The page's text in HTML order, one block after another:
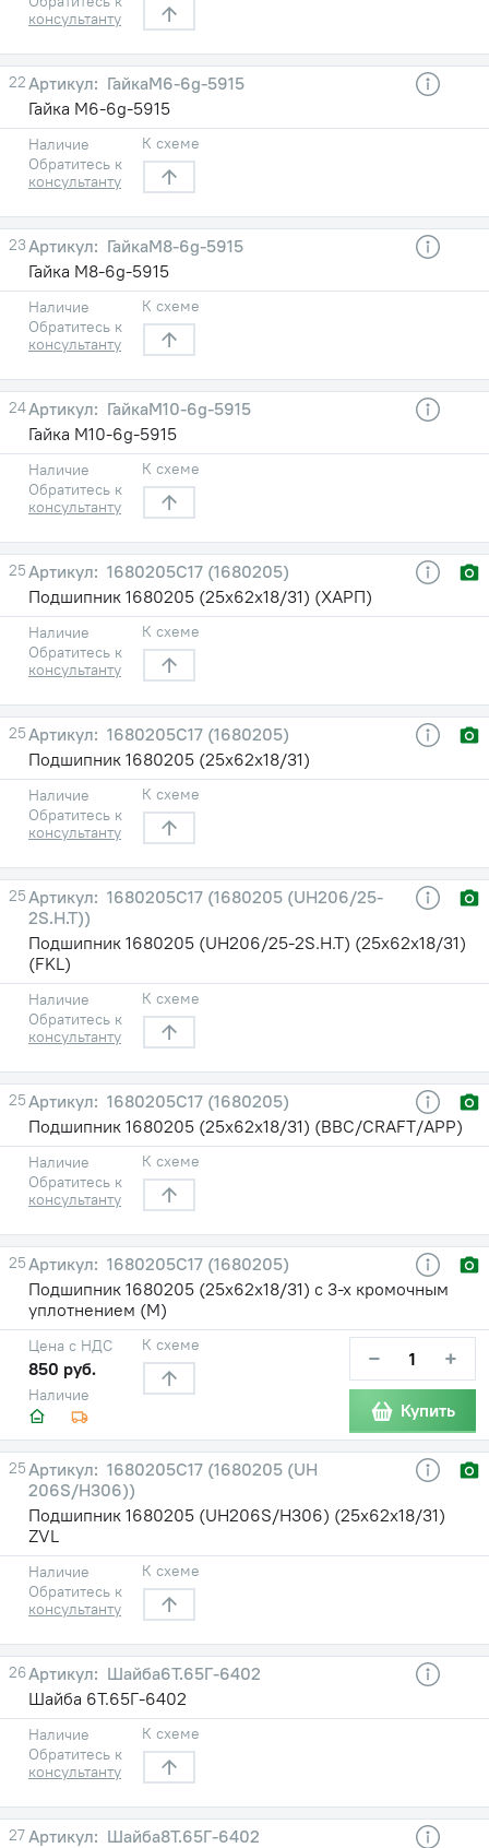
консультанту
22
ГайкаМ6-6g-5915
Гайка М6-6g-5915
Наличие
Обратитесь к
консультанту
К схеме
23
ГайкаМ8-6g-5915
Гайка М8-6g-5915
Наличие
Обратитесь к
консультанту
К схеме
24
ГайкаМ10-6g-5915
Гайка М10-6g-5915
Наличие
Обратитесь к
консультанту
К схеме
25
1680205С17 (1680205)
Подшипник 1680205 (25х62х18/31) (ХАРП)
Наличие
Обратитесь к
консультанту
К схеме
25
1680205С17 (1680205)
Подшипник 1680205 (25х62х18/31)
Наличие
Обратитесь к
консультанту
К схеме
25
1680205С17 (1680205 (UH206/25-
2S.H.T))
Подшипник 1680205 (UH206/25-2S.H.T) (25х62х18/31)
(FKL)
Наличие
Обратитесь к
консультанту
К схеме
25
1680205С17 (1680205)
Подшипник 1680205 (25х62х18/31) (BBC/CRAFT/APP)
Наличие
Обратитесь к
консультанту
К схеме
25
1680205С17 (1680205)
Подшипник 1680205 (25х62х18/31) с 3-х кромочным
уплотнением (М)
Наличие
Цена с НДС
850 руб.
К схеме − +
Купить
25
1680205С17 (1680205 (UH
206S/H306))
Подшипник 1680205 (UH206S/H306) (25х62х18/31)
ZVL
Наличие
Обратитесь к
консультанту
К схеме
26
Шайба6Т.65Г-6402
Шайба 6Т.65Г-6402
Наличие
Обратитесь к
консультанту
К схеме
27
Шайба8Т.65Г-6402